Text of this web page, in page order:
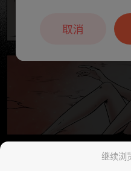
继续浏
本章节仅支持
户7
取消